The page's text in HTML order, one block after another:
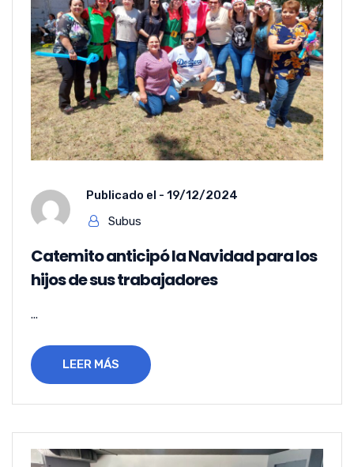
Publicado el - 19/12/2024
Subus
Catemito anticipó la Navidad para los
hijos de sus trabajadores
...
LEER MÁS